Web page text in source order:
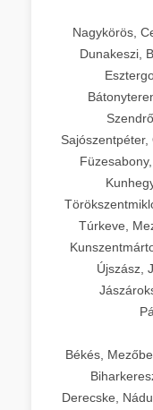
Nagykörös,
Dunakeszi,
Sajószentpéter,
Túrkeve,
Újszász,
Békés,
Derecske,